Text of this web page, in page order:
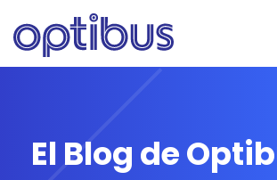
El Blog de